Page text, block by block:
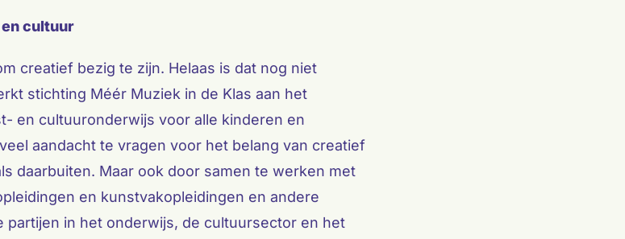
cultuur
creatief bezig te zijn. Helaas is dat nog niet
stichting Méér Muziek in de Klas aan het
en cultuuronderwijs voor alle kinderen en
aandacht te vragen voor het belang van creatief
daarbuiten. Maar ook door samen te werken met
en kunstvakopleidingen en andere
partijen in het onderwijs, de cultuursector en het